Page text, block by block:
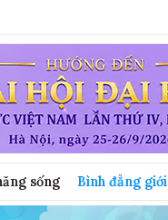
sống Bình đẳng giới